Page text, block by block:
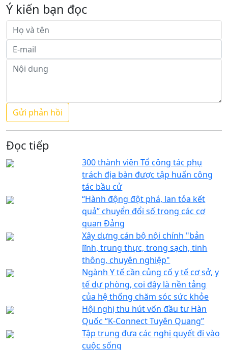
Ý kiến bạn đọc
Đọc tiếp
300 thành viên Tổ công tác phụ
trách địa bàn được tập huấn công
tác bầu cử
“Hành động đột phá, lan tỏa kết
quả” chuyển đổi số trong các cơ
quan Đảng
Xây dựng cán bộ nội chính "bản
lĩnh, trung thực, trong sạch, tinh
thông, chuyên nghiệp"
Ngành Y tế cần củng cố y tế cơ sở, y
tế dự phòng, coi đây là nền tảng
của hệ thống chăm sóc sức khỏe
Hội nghị thu hút vốn đầu tư Hàn
Quốc “K-Connect Tuyên Quang”
Tập trung đưa các nghị quyết đi vào
cuộc sống